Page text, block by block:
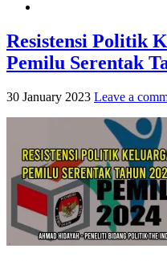
Resistensi Politik
Pemilu Serentak
30 January 2023 Leave a